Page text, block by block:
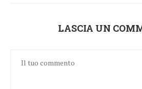
LASCIA UN